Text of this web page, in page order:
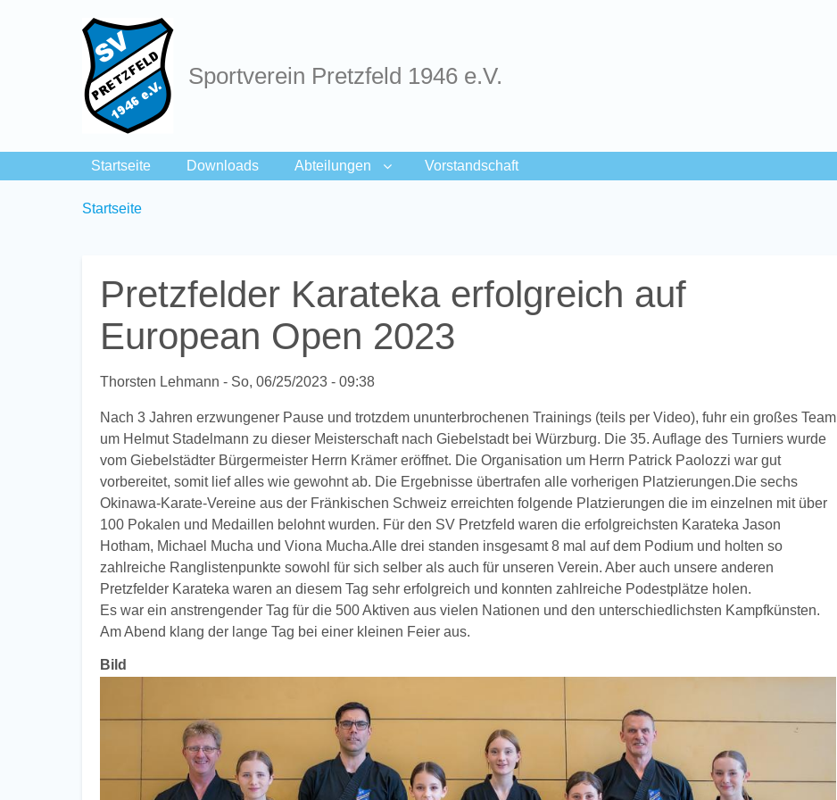
Sportverein Pretzfeld 1946 e.V.
Startseite Downloads Abteilungen Vorstandschaft
Breadcrumbs
You
Startseite
Pretzfelder Karateka erfolgreich auf
European Open 2023
Thorsten Lehmann So, 06/25/2023 - 09:38
Nach 3 Jahren erzwungener Pause und trotzdem ununterbrochenen Trainings (teils per Video), fuhr ein großes Team
um Helmut Stadelmann zu dieser Meisterschaft nach Giebelstadt bei Würzburg. Die 35. Auflage des Turniers wurde
vom Giebelstädter Bürgermeister Herrn Krämer eröffnet. Die Organisation um Herrn Patrick Paolozzi war gut
vorbereitet, somit lief alles wie gewohnt ab. Die Ergebnisse übertrafen alle vorherigen Platzierungen.Die sechs
Okinawa-Karate-Vereine aus der Fränkischen Schweiz erreichten folgende Platzierungen die im einzelnen mit über
100 Pokalen und Medaillen belohnt wurden. Für den SV Pretzfeld waren die erfolgreichsten Karateka Jason
Hotham, Michael Mucha und Viona Mucha.Alle drei standen insgesamt 8 mal auf dem Podium und holten so
zahlreiche Ranglistenpunkte sowohl für sich selber als auch für unseren Verein. Aber auch unsere anderen
Pretzfelder Karateka waren an diesem Tag sehr erfolgreich und konnten zahlreiche Podestplätze holen.
Es war ein anstrengender Tag für die 500 Aktiven aus vielen Nationen und den unterschiedlichsten Kampfkünsten.
Am Abend klang der lange Tag bei einer kleinen Feier aus.
Bild